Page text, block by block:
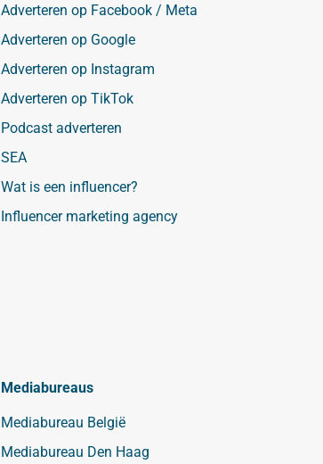
Adverteren op Facebook / Meta
Adverteren op Google
Adverteren op Instagram
Adverteren op TikTok
Podcast adverteren
SEA
Wat is een influencer?
Influencer marketing agency
Mediabureaus
Mediabureau België
Mediabureau Den Haag